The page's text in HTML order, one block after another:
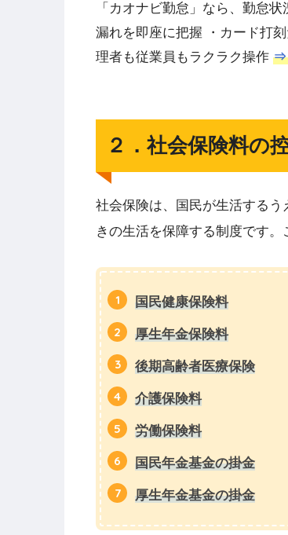
「カオナビ勤怠」なら、勤怠
漏れを即座に把握 ・カード打
理者も従業員もラクラク操作 ⇒
２．社会保険料の
社会保険は、国民が生活する
きの生活を保障する制度です。
国民健康保険料
厚生年金保険料
後期高齢者医療保険
介護保険料
労働保険料
国民年金基金の掛金
厚生年金基金の掛金